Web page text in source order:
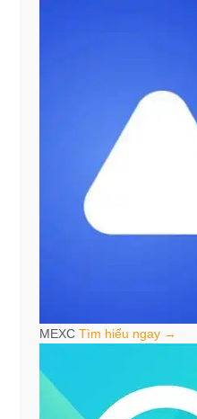
MEXC Tìm hiểu ngay →